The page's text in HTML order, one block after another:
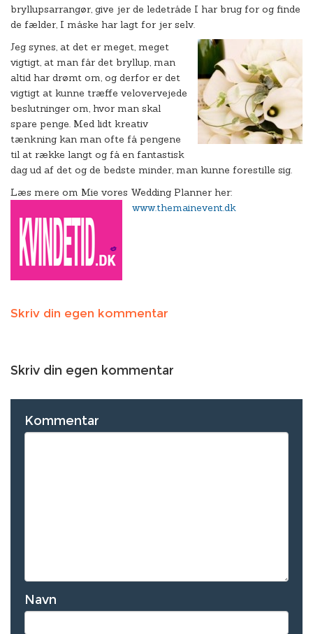
bryllupsarrangør, give jer de ledetråde I har brug for og finde
de fælder, I måske har lagt for jer selv.
Jeg synes, at det er meget, meget
vigtigt, at man får det bryllup, man
altid har drømt om, og derfor er det
vigtigt at kunne træffe velovervejede
beslutninger om, hvor man skal
spare penge. Med lidt kreativ
tænkning kan man ofte få pengene
til at række langt og få en fantastisk
dag ud af det og de bedste minder, man kunne forestille sig.
Læs mere om Mie vores Wedding Planner her:
www.themainevent.dk
Skriv din egen kommentar
Skriv din egen kommentar
Kommentar
Navn